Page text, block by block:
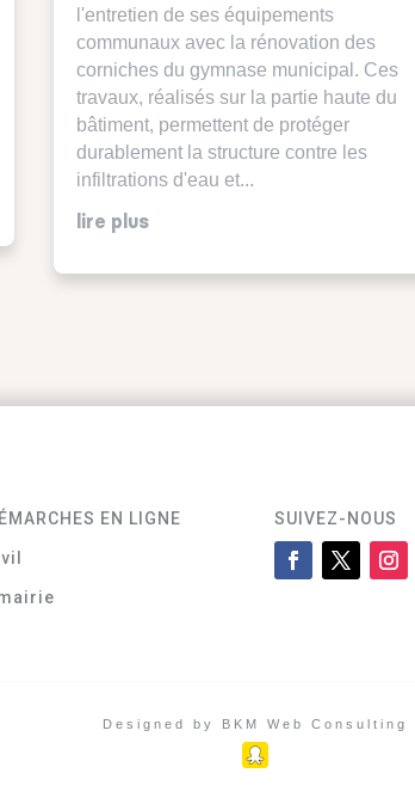
l'entretien de ses équipements
communaux avec la rénovation des
corniches du gymnase municipal. Ces
travaux, réalisés sur la partie haute du
bâtiment, permettent de protéger
durablement la structure contre les
infiltrations d'eau et...
lire plus
EN LIGNE SUIVEZ-NOUS
Designed by BKM Web Consulting